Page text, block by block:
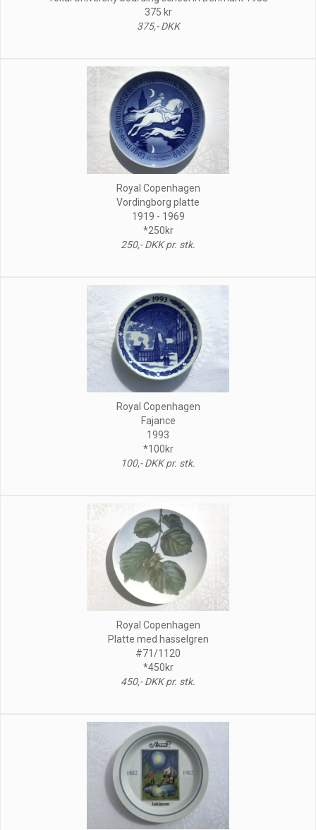
375 kr
375,- DKK
Royal Copenhagen
Vordingborg platte
1919 - 1969
*250kr
250,- DKK pr. stk.
Royal Copenhagen
Fajance
1993
*100kr
100,- DKK pr. stk.
Royal Copenhagen
Platte med hasselgren
#71/1120
*450kr
450,- DKK pr. stk.